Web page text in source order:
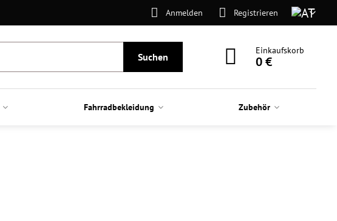
Anmelden Registrieren
Suchen
Einkaufskorb
0 €
Fahrradbekleidung Zubehör